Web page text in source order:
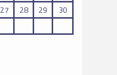
27 28 29
30